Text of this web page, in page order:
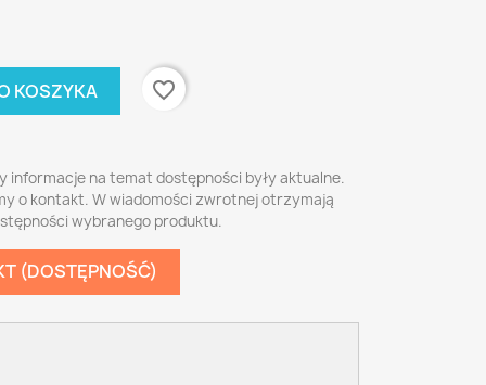
KOSZYKA favorite_border
informacje na temat dostępności były aktualne.
o kontakt. W wiadomości zwrotnej otrzymają
wybranego produktu.
(DOSTĘPNOŚĆ)